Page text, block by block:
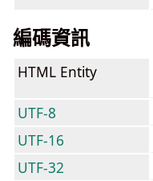
編碼資訊
HTML Entity
UTF-8
UTF-16
UTF-32